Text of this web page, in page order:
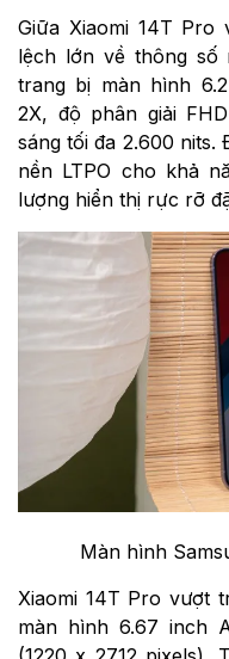
Giữa Xiaomi 14T
lệch lớn về thông số
trang bị màn hình
2X, độ phân giải
sáng tối đa 2.600 nits.
nền LTPO cho khả
lượng hiển thị rực rỡ
Màn hình
Xiaomi 14T Pro vượt
màn hình 6.67 inch